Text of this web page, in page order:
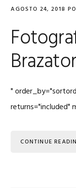
AGOSTO 24, 2018
"
CONTINUE